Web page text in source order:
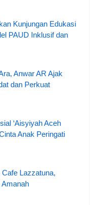
Kunjungan Edukasi
PAUD Inklusif dan
Anwar AR Ajak
dan Perkuat
‘Aisyiyah Aceh
Anak Peringati
Lazzatuna,
Amanah